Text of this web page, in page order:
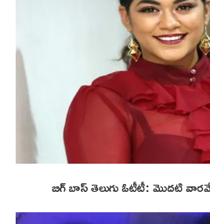
బిగ్ బాస్ తెలుగు ఓటీటీ: మొదటి